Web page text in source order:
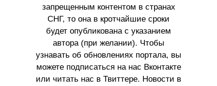
запрещенным контентом в странах
СНГ, то она в кротчайшие сроки
будет опубликована с указанием
автора (при желании). Чтобы
узнавать об обновлениях портала, вы
можете подписаться на нас Вконтакте
или читать нас в Твиттере. Новости в